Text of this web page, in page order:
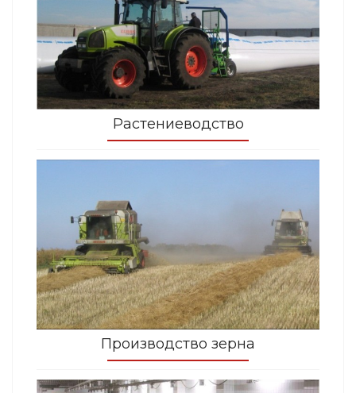
Растениеводство
Производство зерна